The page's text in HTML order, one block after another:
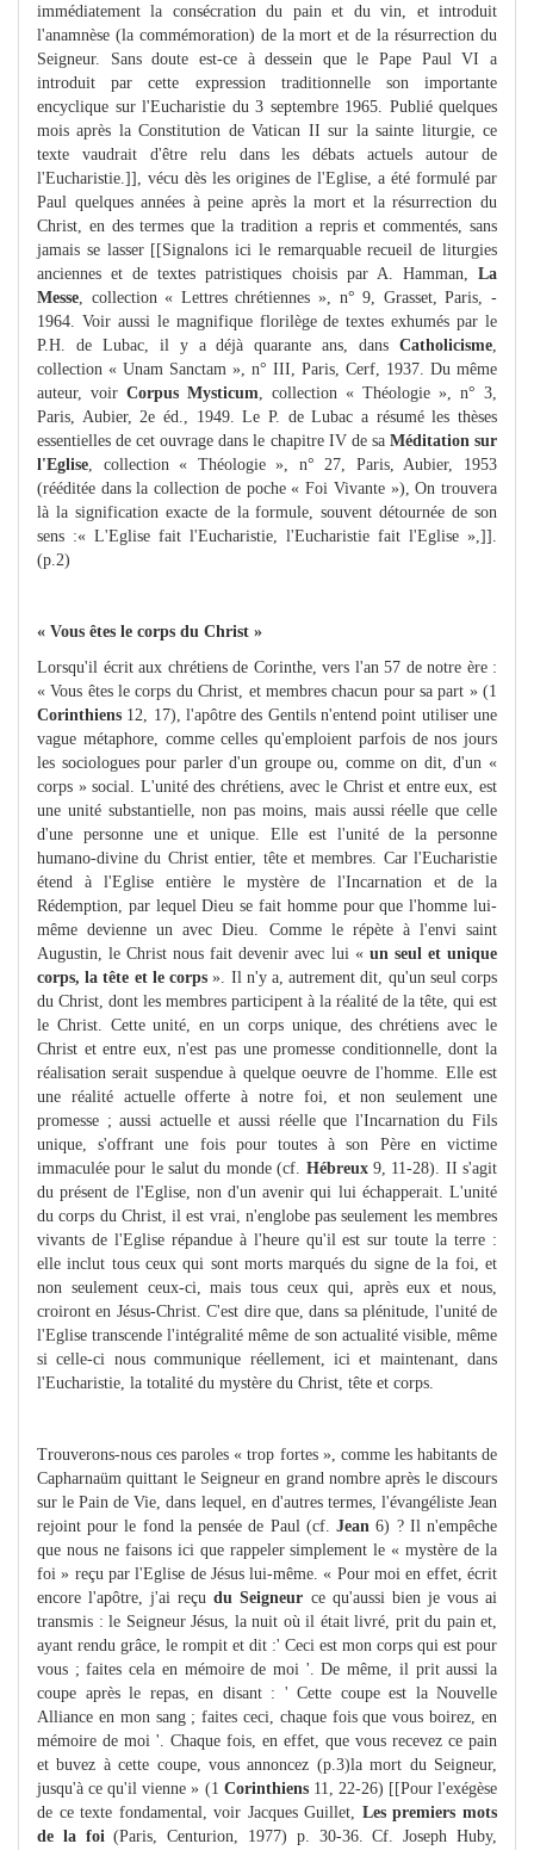
immédiatement la consécration du pain et du vin, et introduit
l'anamnèse (la commémoration) de la mort et de la résurrection du
Seigneur. Sans doute est-ce à dessein que le Pape Paul VI a
introduit par cette expression traditionnelle son importante
encyclique sur l'Eucharistie du 3 septembre 1965. Publié quelques
mois après la Constitution de Vatican II sur la sainte liturgie, ce
texte vaudrait d'être relu dans les débats actuels autour de
l'Eucharistie.]], vécu dès les origines de l'Eglise, a été formulé par
Paul quelques années à peine après la mort et la résurrection du
Christ, en des termes que la tradition a repris et commentés, sans
jamais se lasser [[Signalons ici le remarquable recueil de liturgies
anciennes et de textes patristiques choisis par A. Hamman, La
Messe , collection « Lettres chrétiennes », n° 9, Grasset, Paris, -
1964. Voir aussi le magnifique florilège de textes exhumés par le
P.H. de Lubac, il y a déjà quarante ans, dans Catholicisme
collection « Unam Sanctam », n° III, Paris, Cerf, 1937. Du même
auteur, voir Corpus Mysticum , collection « Théologie », n° 3,
Paris, Aubier, 2e éd., 1949. Le P. de Lubac a résumé les thèses
essentielles de cet ouvrage dans le chapitre IV de sa Méditation sur
l'Eglise , collection « Théologie », n° 27, Paris, Aubier, 1953
(rééditée dans la collection de poche « Foi Vivante »), On trouvera
là la signification exacte de la formule, souvent détournée de son
sens :« L'Eglise fait l'Eucharistie, l'Eucharistie fait l'Eglise »,]].
(p.2)
« Vous êtes le corps du Christ »
Lorsqu'il écrit aux chrétiens de Corinthe, vers l'an 57 de notre ère :
« Vous êtes le corps du Christ, et membres chacun pour sa part » (1
Corinthiens 12, 17), l'apôtre des Gentils n'entend point utiliser une
vague métaphore, comme celles qu'emploient parfois de nos jours
les sociologues pour parler d'un groupe ou, comme on dit, d'un «
corps » social. L'unité des chrétiens, avec le Christ et entre eux, est
une unité substantielle, non pas moins, mais aussi réelle que celle
d'une personne une et unique. Elle est l'unité de la personne
humano-divine du Christ entier, tête et membres. Car l'Eucharistie
étend à l'Eglise entière le mystère de l'Incarnation et de la
Rédemption, par lequel Dieu se fait homme pour que l'homme lui-
même devienne un avec Dieu. Comme le répète à l'envi saint
Augustin, le Christ nous fait devenir avec lui «un seul et unique
corps, la tête et le corps ». Il n'y a, autrement dit, qu'un seul corps
du Christ, dont les membres participent à la réalité de la tête, qui est
le Christ. Cette unité, en un corps unique, des chrétiens avec le
Christ et entre eux, n'est pas une promesse conditionnelle, dont la
réalisation serait suspendue à quelque oeuvre de l'homme. Elle est
une réalité actuelle offerte à notre foi, et non seulement une
promesse ; aussi actuelle et aussi réelle que l'Incarnation du Fils
unique, s'offrant une fois pour toutes à son Père en victime
immaculée pour le salut du monde (cf. Hébreux9, 11-28). II s'agit
du présent de l'Eglise, non d'un avenir qui lui échapperait. L'unité
du corps du Christ, il est vrai, n'englobe pas seulement les membres
vivants de l'Eglise répandue à l'heure qu'il est sur toute la terre :
elle inclut tous ceux qui sont morts marqués du signe de la foi, et
non seulement ceux-ci, mais tous ceux qui, après eux et nous,
croiront en Jésus-Christ. C'est dire que, dans sa plénitude, l'unité de
l'Eglise transcende l'intégralité même de son actualité visible, même
si celle-ci nous communique réellement, ici et maintenant, dans
l'Eucharistie, la totalité du mystère du Christ, tête et corps.
Trouverons-nous ces paroles « trop fortes », comme les habitants de
Capharnaüm quittant le Seigneur en grand nombre après le discours
sur le Pain de Vie, dans lequel, en d'autres termes, l'évangéliste Jean
rejoint pour le fond la pensée de Paul (cf.Jean 6) ? Il n'empêche
que nous ne faisons ici que rappeler simplement le « mystère de la
foi » reçu par l'Eglise de Jésus lui-même. « Pour moi en effet, écrit
encore l'apôtre, j'ai reçudu Seigneur ce qu'aussi bien je vous ai
transmis : le Seigneur Jésus, la nuit où il était livré, prit du pain et,
ayant rendu grâce, le rompit et dit :' Ceci est mon corps qui est pour
vous ; faites cela en mémoire de moi '. De même, il prit aussi la
coupe après le repas, en disant : ' Cette coupe est la Nouvelle
Alliance en mon sang ; faites ceci, chaque fois que vous boirez, en
mémoire de moi '. Chaque fois, en effet, que vous recevez ce pain
et buvez à cette coupe, vous annoncez (p.3)la mort du Seigneur,
jusqu'à ce qu'il vienne » (1 Corinthiens11, 22-26) [[Pour l'exégèse
de ce texte fondamental, voir Jacques Guillet, Les premiers mots
de la foi (Paris, Centurion, 1977) p. 30-36. Cf. Joseph Huby,